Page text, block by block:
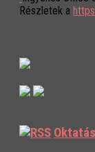
Részletek a